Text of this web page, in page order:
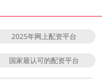
2025年网上配资平台
国家最认可的配资平台